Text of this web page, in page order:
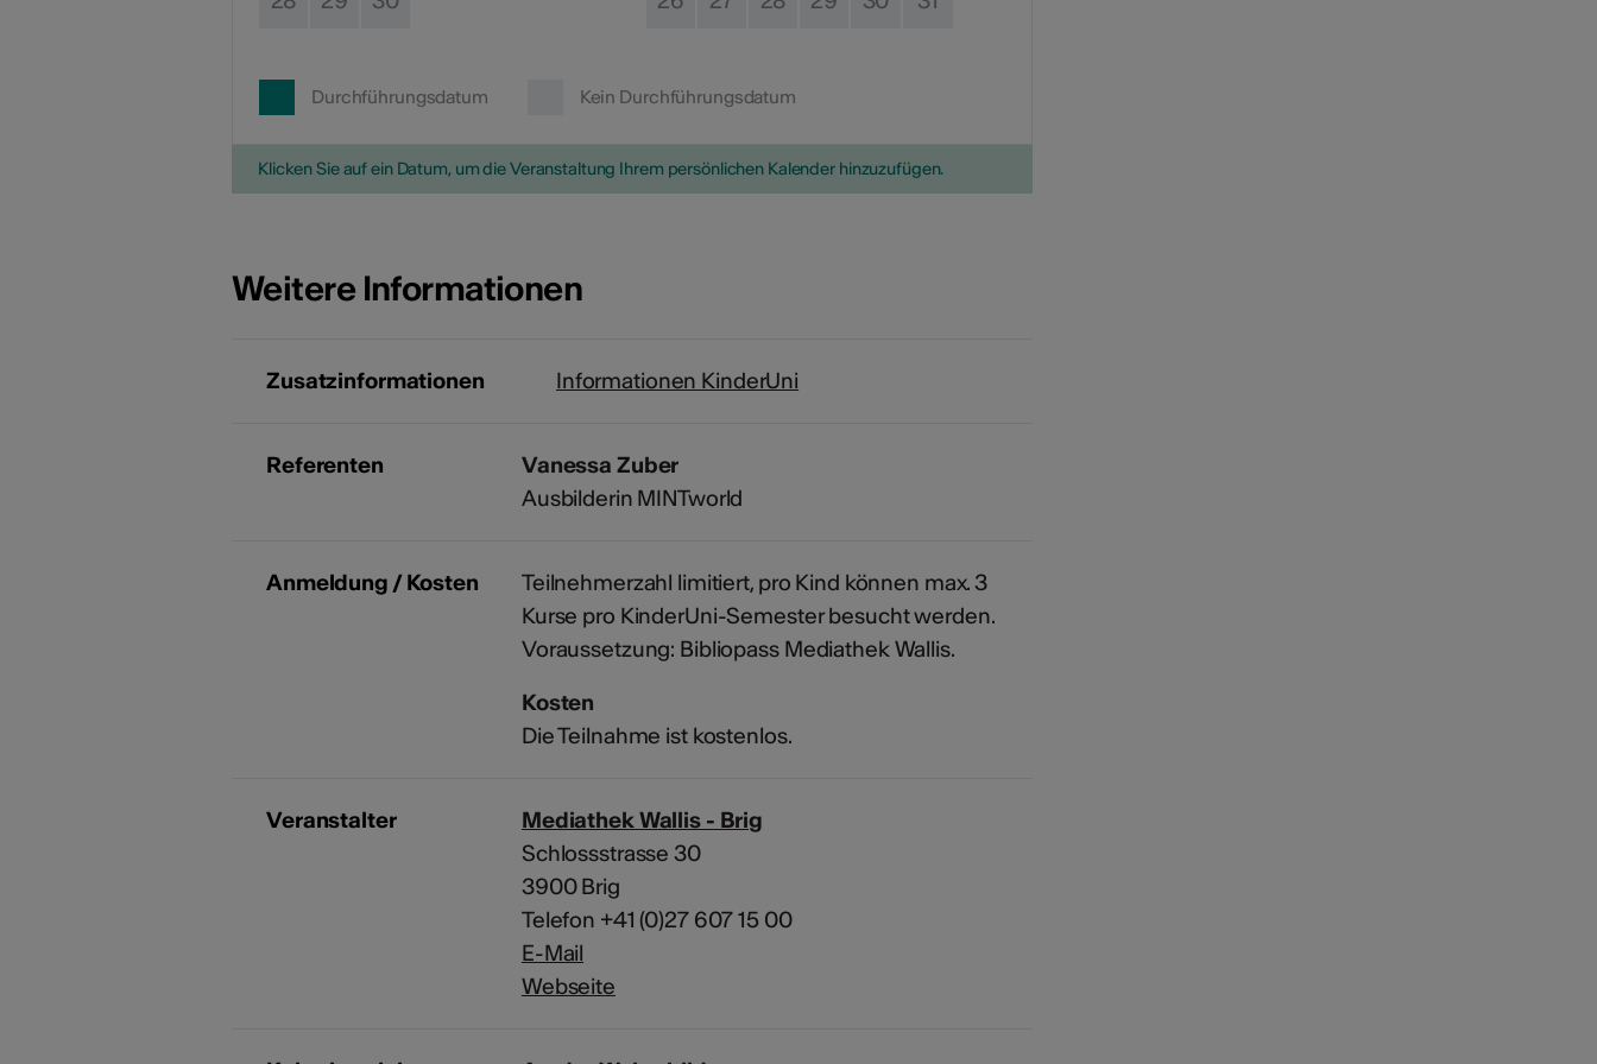
Durchführungsdatum Kein Durchführungsdatum
Klicken Sie auf ein Datum, um die Veranstaltung Ihrem persönlichen Kalender hinzuzufügen.
Weitere Informationen
Zusatzinformationen Informationen KinderUni
Referenten
Vanessa Zuber
Ausbilderin MINTworld
Anmeldung / Kosten
Teilnehmerzahl limitiert, pro Kind können max. 3
Kurse pro KinderUni-Semester besucht werden.
Voraussetzung: Bibliopass Mediathek Wallis.
Kosten
Die Teilnahme ist kostenlos.
Veranstalter
Mediathek Wallis - Brig
Schlossstrasse 30
3900 Brig
Telefon +41 (0)27 607 15 00
E-Mail
Webseite